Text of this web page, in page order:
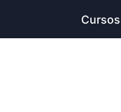
Cursos